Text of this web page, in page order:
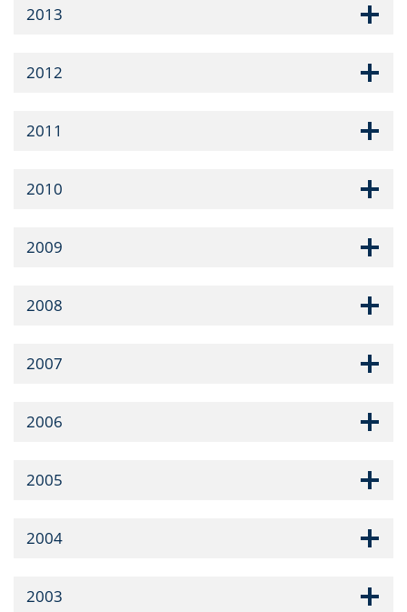
2013
2012
2011
2010
2009
2008
2007
2006
2005
2004
2003